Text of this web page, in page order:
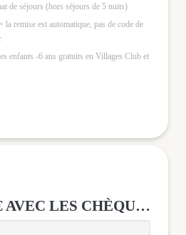
de séjours (hors séjours de 5 nuits)
remise est automatique, pas de code de
enfants -6 ans gratuits en Villages Club et
ODALYS | -150€ AVEC LES CHÈQUES VACANCES